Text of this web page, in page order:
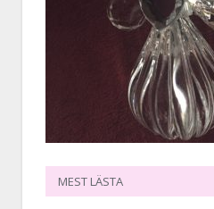
MEST LÄSTA